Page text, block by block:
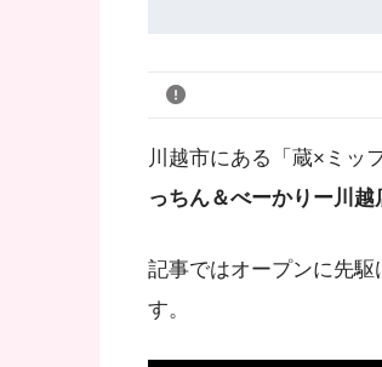
川越市にある「蔵×ミッ
っちん＆べーかりー川越
記事ではオープンに先
す。